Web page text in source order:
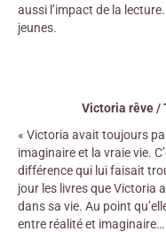
aussi l’impact de la
jeunes.
Victoria rêve /
« Victoria avait toujours
imaginaire et la vraie vie.
différence qui lui faisait
jour les livres que Victoria
dans sa vie. Au point
entre réalité et